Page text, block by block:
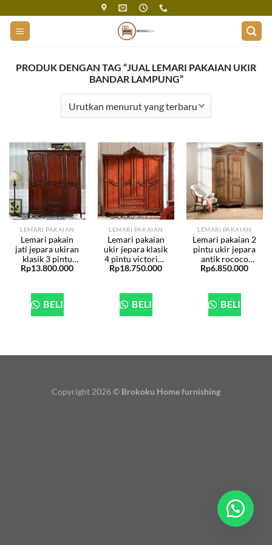
content
PRODUK DENGAN TAG “JUAL LEMARI PAKAIAN UKIR
BANDAR LAMPUNG”
LEMARI PAKAIAN
Lemari pakain
jati jepara ukiran
klasik 3 pintu
BHF-87
Rp13.800.000
BELI
LEMARI PAKAIAN
Lemari pakaian
ukir jepara klasik
4 pintu victorian
BHF-85
Rp18.750.000
BELI
LEMARI PAKAIAN
Lemari pakaian 2
pintu ukir jepara
antik rococo
BHF-33
Rp6.850.000
BELI
Copyright 2026 © Brokoku Home furnishing